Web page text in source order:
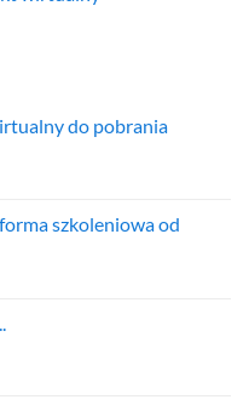
do pobrania
szkoleniowa od